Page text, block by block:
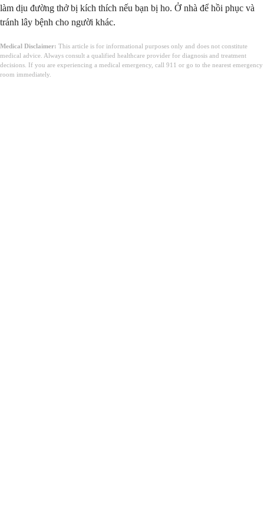
làm dịu đường thở bị kích thích nếu bạn bị ho. Ở nhà để hồi phục và
tránh lây bệnh cho người khác.
Medical Disclaimer: This article is for informational purposes only and does not constitute
medical advice. Always consult a qualified healthcare provider for diagnosis and treatment
decisions. If you are experiencing a medical emergency, call 911 or go to the nearest emergency
room immediately.